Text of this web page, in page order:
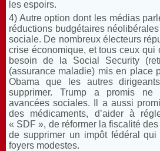
les espoirs.
4) Autre option dont les médias
réductions budgétaires
sociale. De nombreux électeurs
crise économique, et tous ceux qui
besoin de la Social Security
(assurance maladie) mis en place
Obama que les autres
supprimer. Trump a promis
avancées sociales. Il a aussi
des médicaments, d’aider à
« SDF », de réformer la fiscalité
de supprimer un impôt fédéral
foyers modestes.